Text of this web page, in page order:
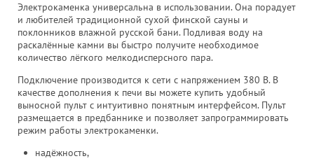
Электрокаменка универсальна в использовании. Она порадует
и любителей традиционной сухой финской сауны и
поклонников влажной русской бани. Подливая воду на
раскалённые камни вы быстро получите необходимое
количество лёгкого мелкодисперсного пара.
Подключение производится к сети с напряжением 380 В. В
качестве дополнения к печи вы можете купить удобный
выносной пульт с интуитивно понятным интерфейсом. Пульт
размещается в предбаннике и позволяет запрограммировать
режим работы электрокаменки.
надёжность,